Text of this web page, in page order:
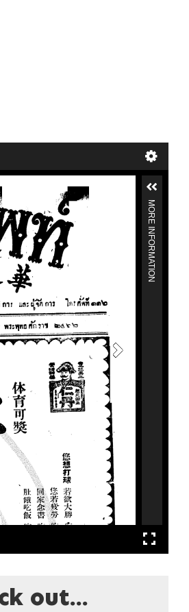
MORE INFORMATION
out...